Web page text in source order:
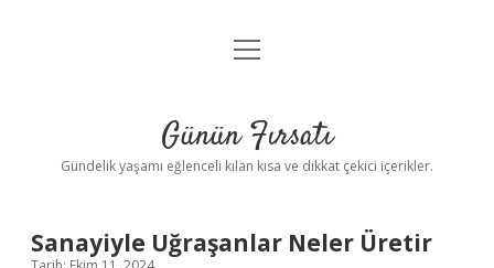
Anasayfa
Yasal Uyarı
menüyü
Günün Fırsatı
Gündelik yaşamı eğlenceli kılan kısa ve dikkat çekici içerikler.
Sanayiyle Uğraşanlar Neler Üretir